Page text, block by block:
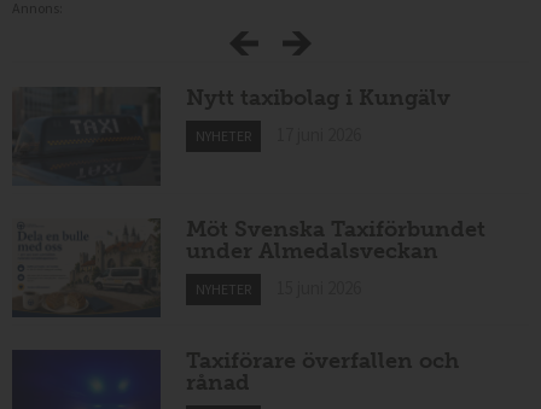
Nytt taxibolag i Kungälv
NYHETER
Möt Svenska Taxiförbundet
under Almedalsveckan
NYHETER
Taxiförare överfallen och
rånad